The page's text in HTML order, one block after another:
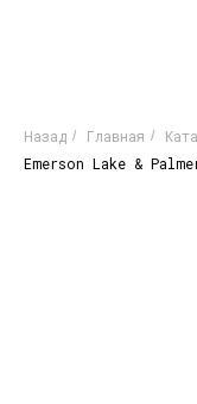
Назад / Главная /
Emerson Lake &